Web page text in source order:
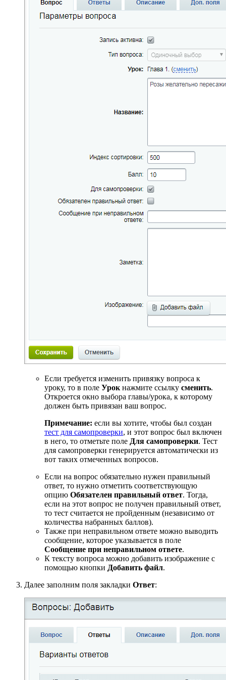
Если требуется изменить привязку вопроса к
уроку, то в поле Урок нажмите ссылку сменить.
Откроется окно выбора главы/урока, к которому
должен быть привязан ваш вопрос.
Примечание: если вы хотите, чтобы был создан
тест для самопроверки, и этот вопрос был включен
в него, то отметьте поле Для самопроверки. Тест
для самопроверки генерируется автоматически из
вот таких отмеченных вопросов.
Если на вопрос обязательно нужен правильный
ответ, то нужно отметить соответствующую
опцию Обязателен правильный ответ. Тогда,
если на этот вопрос не получен правильный ответ,
то тест считается не пройденным (независимо от
количества набранных баллов).
Также при неправильном ответе можно выводить
сообщение, которое указывается в поле
Сообщение при неправильном ответе.
К тексту вопроса можно добавить изображение с
помощью кнопки Добавить файл.
Далее заполним поля закладки Ответ: